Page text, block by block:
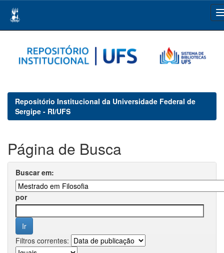
navigation
Repositório Institucional da Universidade Federal de
Sergipe - RI/UFS
Página de Busca
Buscar em:
por
Filtros correntes: